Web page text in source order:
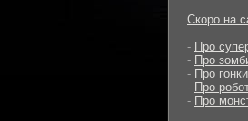
Скоро на
- Про
- Про
- Про гонки
- Про
- Про